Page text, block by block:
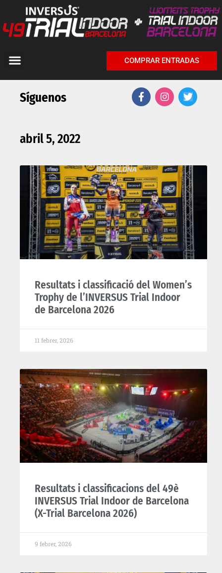
COMPRAR ENTRADAS
Síguenos
abril 5, 2022
Resultats i classificació del Women’s
Trophy de l’INVERSUS Trial Indoor
de Barcelona 2026
11 febrer, 2026
Resultats i classificacions del 49è
INVERSUS Trial Indoor de Barcelona
(X-Trial Barcelona 2026)
9 febrer, 2026